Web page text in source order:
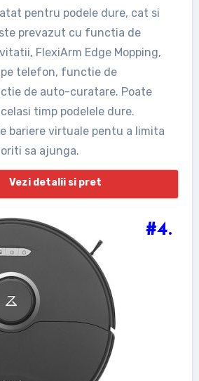
pentru podele dure, cat si
prevazut cu functia de
FlexiArm Edge Mopping,
telefon, functie de
de auto-curatare. Poate
timp podelele dure.
bariere virtuale pentu a limita
sa ajunga.
Vezi detalii si pret
#4.